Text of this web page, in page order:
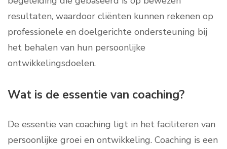
resultaten, waardoor cliënten kunnen rekenen op
professionele en doelgerichte ondersteuning bij
het behalen van hun persoonlijke
ontwikkelingsdoelen.
Wat is de essentie van coaching?
De essentie van coaching ligt in het faciliteren van
persoonlijke groei en ontwikkeling. Coaching is een